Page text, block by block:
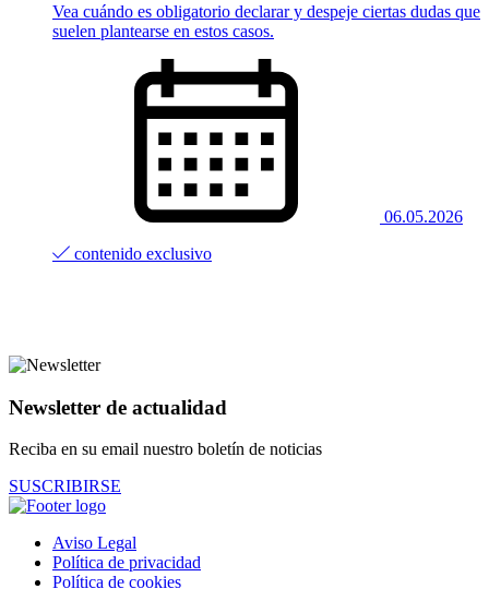
Vea cuándo es obligatorio declarar y despeje ciertas dudas que
suelen plantearse en estos casos.
06.05.2026
contenido exclusivo
Newsletter de actualidad
Reciba en su email nuestro boletín de noticias
SUSCRIBIRSE
Aviso Legal
Política de privacidad
Política de cookies